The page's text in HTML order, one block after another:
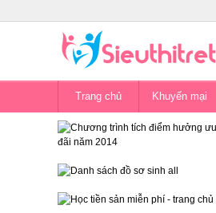
Trang chủ Khuyến mại